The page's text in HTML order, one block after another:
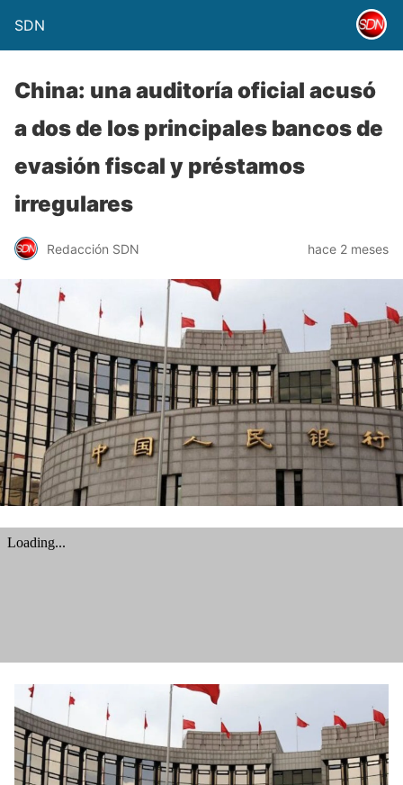
SDN
China: una auditoría oficial acusó
a dos de los principales bancos de
evasión fiscal y préstamos
irregulares
Redacción SDN hace 2 meses